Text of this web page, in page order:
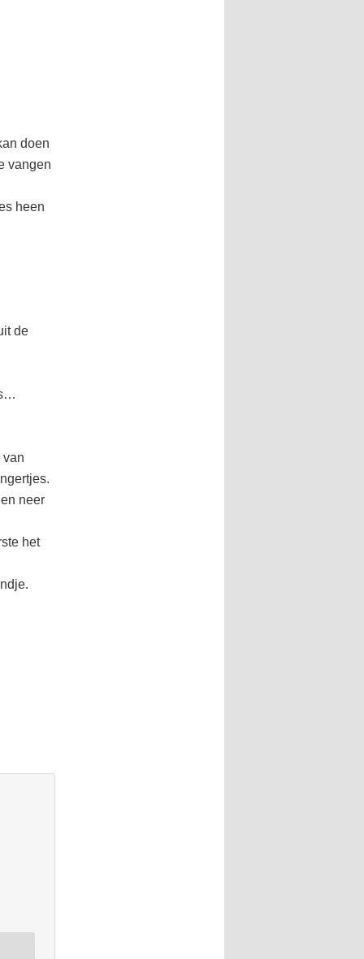
doen
vangen
heen
de
van
neer
het